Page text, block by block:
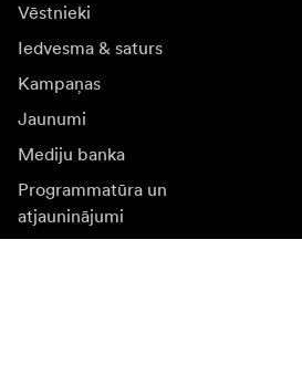
Vēstnieki
Iedvesma & saturs
Kampaņas
Jaunumi
Mediju banka
Programmatūra un
atjauninājumi